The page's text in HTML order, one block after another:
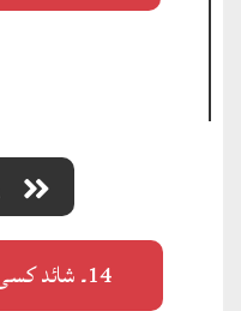
14۔ شائد کسی خواب میں کہا کچھ